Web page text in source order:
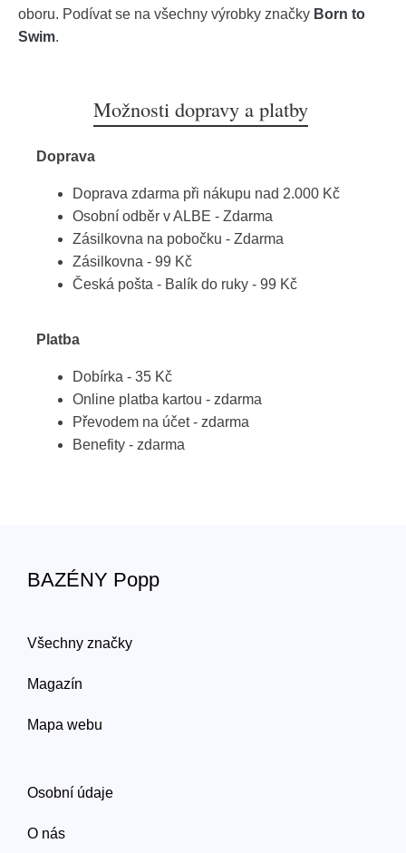
oboru. Podívat se na všechny výrobky značky Born to
Swim.
Možnosti dopravy a platby
Doprava
Doprava zdarma při nákupu nad 2.000 Kč
Osobní odběr v ALBE - Zdarma
Zásilkovna na pobočku - Zdarma
Zásilkovna - 99 Kč
Česká pošta - Balík do ruky - 99 Kč
Platba
Dobírka - 35 Kč
Online platba kartou - zdarma
Převodem na účet - zdarma
Benefity - zdarma
BAZÉNY Popp
Všechny značky
Magazín
Mapa webu
Osobní údaje
O nás